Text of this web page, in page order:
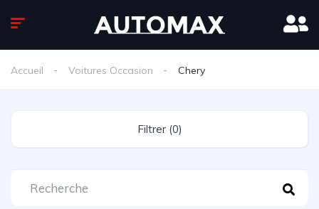
Accueil Voitures Occasion Chery
Filtrer (0)